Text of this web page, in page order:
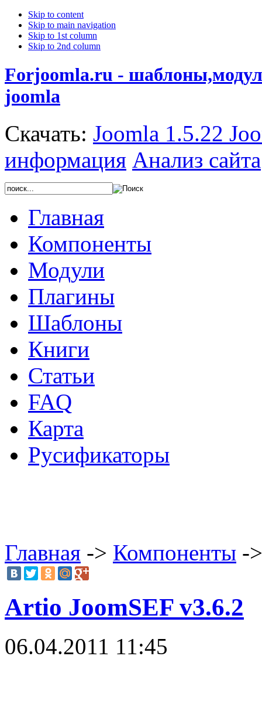
Skip to content
Skip to main navigation
Skip to 1st column
Skip to 2nd column
Forjoomla.ru -
joomla
Скачать: Joomla 1.5.22
информация Анализ сайта
Главная
Компоненты
Модули
Плагины
Шаблоны
Книги
Статьи
FAQ
Карта
Русификаторы
Главная -> Компоненты -
Artio JoomSEF v3.6.2
06.04.2011 11:45